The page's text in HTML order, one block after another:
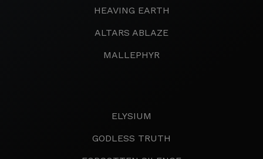
HEAVING EARTH
ALTARS ABLAZE
MALLEPHYR
ELYSIUM
GODLESS TRUTH